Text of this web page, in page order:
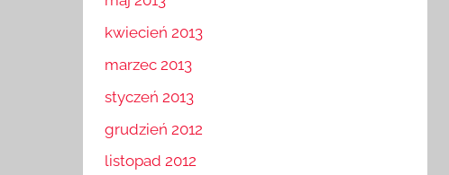
kwiecień 2013
marzec 2013
styczeń 2013
grudzień 2012
listopad 2012